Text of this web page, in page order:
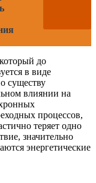
до
в виде
существу
влиянии на
процессов,
теряет одно
значительно
энергетические